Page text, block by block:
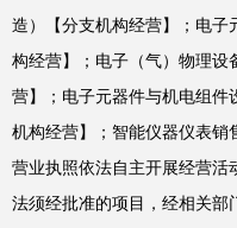
造）【分支机构经营】；电子
构经营】；电子（气）物理设
营】；电子元器件与机电组件
机构经营】；智能仪器仪表销
营业执照依法自主开展经营活
法须经批准的项目，经相关部